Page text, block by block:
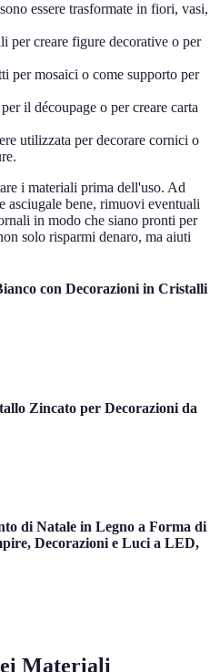
essere trasformate in fiori, vasi,
per creare figure decorative o per
per mosaici o come supporto per
il découpage o per creare carta
utilizzata per decorare cornici o
i materiali prima dell'uso. Ad
asciugale bene, rimuovi eventuali
in modo che siano pronti per
solo risparmi denaro, ma aiuti
con Decorazioni in Cristalli
Zincato per Decorazioni da
di Natale in Legno a Forma di
Decorazioni e Luci a LED,
Materiali